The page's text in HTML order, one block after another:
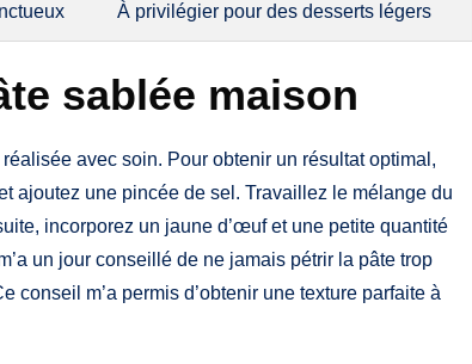
À privilégier pour des desserts légers
sablée maison
avec soin. Pour obtenir un résultat optimal,
ajoutez une pincée de sel. Travaillez le mélange du
incorporez un jaune d’œuf et une petite quantité
un jour conseillé de ne jamais pétrir la pâte trop
conseil m’a permis d’obtenir une texture parfaite à